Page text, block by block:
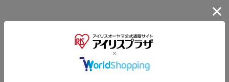
▼ 食品・飲料おすすめ ▼